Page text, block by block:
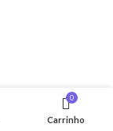
0
Carrinho